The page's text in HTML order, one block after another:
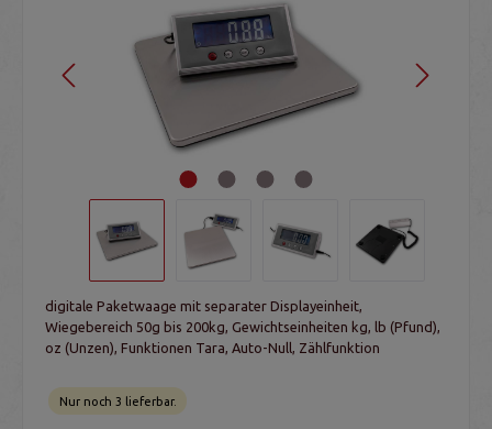
digitale Paketwaage mit separater Displayeinheit,
Wiegebereich 50g bis 200kg, Gewichtseinheiten kg, lb (Pfund),
oz (Unzen), Funktionen Tara, Auto-Null, Zählfunktion
Nur noch 3 lieferbar.